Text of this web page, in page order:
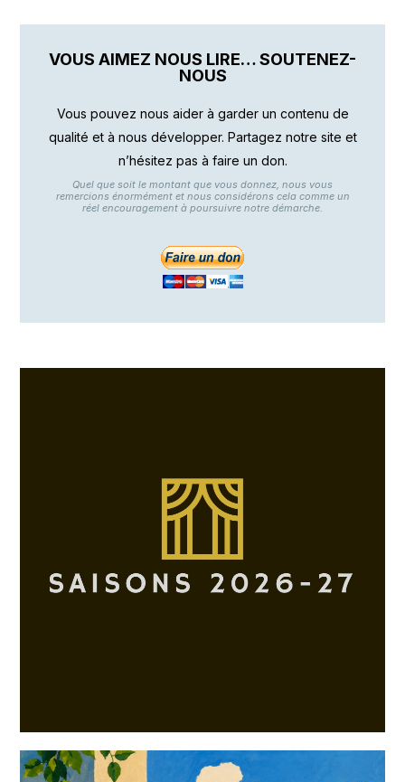
VOUS AIMEZ NOUS LIRE… SOUTENEZ-
NOUS
Vous pouvez nous aider à garder un contenu de
qualité et à nous développer. Partagez notre site et
n’hésitez pas à faire un don.
Quel que soit le montant que vous donnez, nous vous
remercions énormément et nous considérons cela comme un
réel encouragement à poursuivre notre démarche.